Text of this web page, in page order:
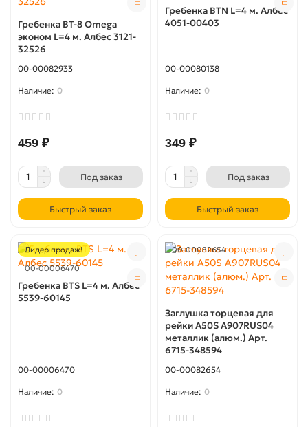
Гребенка BT-8 Omega
эконом L=4 м. Албес 3121-
32526
00-00082933
0
459 ₽
Под заказ
Быстрый заказ
Гребенка BTN L=4 м. Албес
4051-00403
00-00080138
0
349 ₽
Под заказ
Быстрый заказ
Лидер продаж!
00-00006470
Гребенка BTS L=4 м. Албес
5539-60145
00-00006470
0
00-00082654
Заглушка тoрцевая для
рейки A50S A907RUS04
металлик (алюм.) Арт.
6715-348594
00-00082654
0